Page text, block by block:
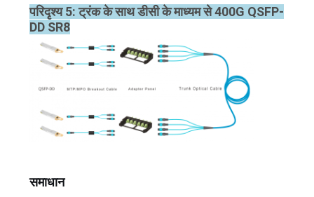
परिदृश्य 5: ट्रंक के साथ डीसी के माध्यम से 400G QSFP-
DD SR8
समाधान